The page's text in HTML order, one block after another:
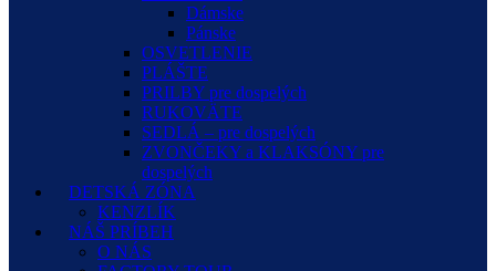
Dámske
Pánske
OSVETLENIE
PLÁŠTE
PRILBY pre dospelých
RUKOVÄTE
SEDLÁ – pre dospelých
ZVONČEKY a KLAKSÓNY pre
dospelých
DETSKÁ ZÓNA
KENZLÍK
NÁŠ PRÍBEH
O NÁS